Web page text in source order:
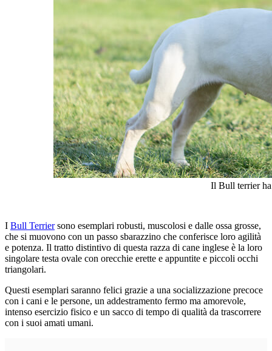
Il Bull terrier
I Bull Terriersono esemplari robusti, muscolosi e dalle ossa grosse,
che si muovono con un passo sbarazzino che conferisce loro agilità
e potenza. Il tratto distintivo di questa razza di cane inglese è la loro
singolare testa ovale con orecchie erette e appuntite e piccoli occhi
triangolari.
Questi esemplari saranno felici grazie a una socializzazione precoce
con i cani e le persone, un addestramento fermo ma amorevole,
intenso esercizio fisico e un sacco di tempo di qualità da trascorrere
con i suoi amati umani.